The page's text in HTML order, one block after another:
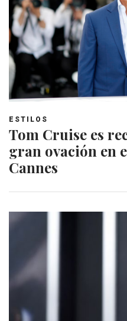
ESTILOS
Tom Cruise es
gran ovación en
Cannes